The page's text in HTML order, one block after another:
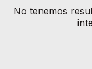
No tenemos